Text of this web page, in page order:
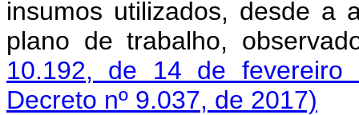
insumos utilizados, desde a
plano de trabalho,
10.192, de 14 de
Decreto nº 9.037, de 2017)